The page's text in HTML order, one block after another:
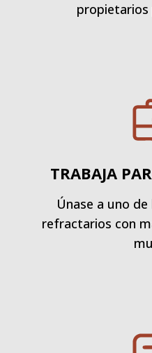
propietarios
TRABAJA
Únase a uno
refractarios con